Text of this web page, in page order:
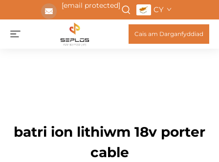
[email protected] CY
Cais am Darganfyddiad
batri ion lithiwm 18v porter
cable